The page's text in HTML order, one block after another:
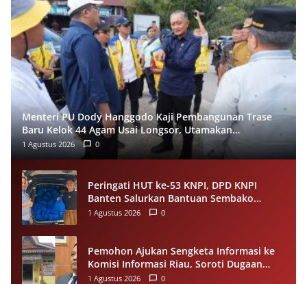
Menteri PU Dody Hanggodo Kaji Pembangunan Trase
Baru Kelok 44 Agam Usai Longsor, Utamakan
Keselamatan Pengguna Jalan
1 Agustus 2026 0
Peringati HUT ke-53 KNPI, DPD KNPI
Banten Salurkan Bantuan Sembako
Melalui Pemuda Berdampak
1 Agustus 2026 0
Pemohon Ajukan Sengketa Informasi ke
Komisi Informasi Riau, Soroti Dugaan
Tidak Ditanggapinya Permohonan ke
1 Agustus 2026 0